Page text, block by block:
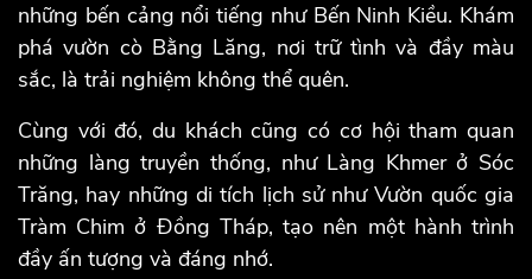
những bến cảng nổi tiếng như Bến Ninh Kiều. Khám
phá vườn cò Bằng Lăng, nơi trữ tình và đầy màu
sắc, là trải nghiệm không thể quên.
Cùng với đó, du khách cũng có cơ hội tham quan
những làng truyền thống, như Làng Khmer ở Sóc
Trăng, hay những di tích lịch sử như Vườn quốc gia
Tràm Chim ở Đồng Tháp, tạo nên một hành trình
đầy ấn tượng và đáng nhớ.